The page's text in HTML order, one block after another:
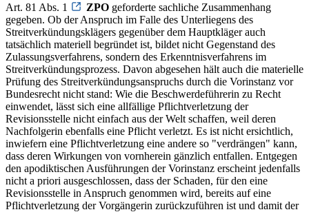
Art. 81 Abs. 1
ZPO geforderte sachliche Zusammenhang
gegeben. Ob der Anspruch im Falle des Unterliegens des
Streitverkündungsklägers gegenüber dem Hauptkläger auch
tatsächlich materiell begründet ist, bildet nicht Gegenstand des
Zulassungsverfahrens, sondern des Erkenntnisverfahrens im
Streitverkündungsprozess. Davon abgesehen hält auch die materielle
Prüfung des Streitverkündungsanspruchs durch die Vorinstanz vor
Bundesrecht nicht stand: Wie die Beschwerdeführerin zu Recht
einwendet, lässt sich eine allfällige Pflichtverletzung der
Revisionsstelle nicht einfach aus der Welt schaffen, weil deren
Nachfolgerin ebenfalls eine Pflicht verletzt. Es ist nicht ersichtlich,
inwiefern eine Pflichtverletzung eine andere so "verdrängen" kann,
dass deren Wirkungen von vornherein gänzlich entfallen. Entgegen
den apodiktischen Ausführungen der Vorinstanz erscheint jedenfalls
nicht a priori ausgeschlossen, dass der Schaden, für den eine
Revisionsstelle in Anspruch genommen wird, bereits auf eine
Pflichtverletzung der Vorgängerin zurückzuführen ist und damit der